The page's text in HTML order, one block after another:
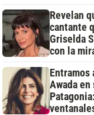
Revelan
cantante
Griselda
con la
Entramos
Awada en